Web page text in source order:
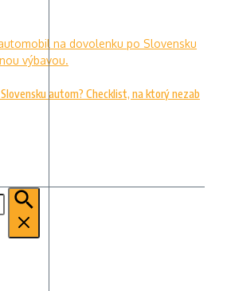
autom? Checklist, na ktorý nezab